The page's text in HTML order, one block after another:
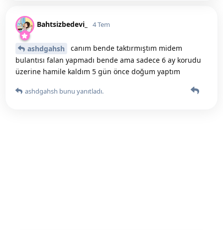
Bahtsizbedevi_ 4 Tem
ashdgahsh
canım bende taktırmıştım midem
bulantısı falan yapmadı bende ama sadece 6 ay korudu
üzerine hamile kaldım 5 gün önce doğum yaptım
ashdgahsh bunu yanıtladı.